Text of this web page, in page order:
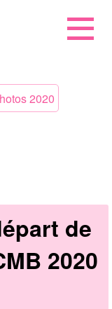
2020
de
2020